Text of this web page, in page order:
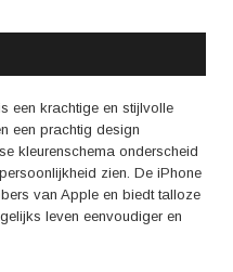
kun je indrukwekkende
terwijl de 12MP
meer van de wereld om je
kun je zelfs 's nachts
biedt de camera
en diepteregeling,
laten.
een krachtige en stijlvolle
een prachtig design
kleurenschema onderscheid
zien. De iPhone
van Apple en biedt talloze
leven eenvoudiger en